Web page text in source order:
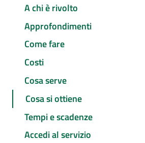
A chi è rivolto
Approfondimenti
Come fare
Costi
Cosa serve
Cosa si ottiene
Tempi e scadenze
Accedi al servizio